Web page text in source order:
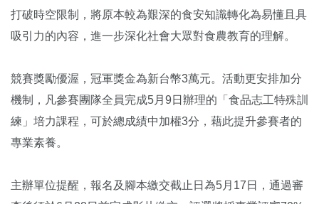
打破時空限制，將原本較為艱深的食安知識轉化為易懂且具
吸引力的內容，進一步深化社會大眾對食農教育的理解。
競賽獎勵優渥，冠軍獎金為新台幣3萬元。活動更安排加分
機制，凡參賽團隊全員完成5月9日辦理的「食品志工特殊訓
練」培力課程，可於總成績中加權3分，藉此提升參賽者的
專業素養。
主辦單位提醒，報名及腳本繳交截止日為5月17日，通過審